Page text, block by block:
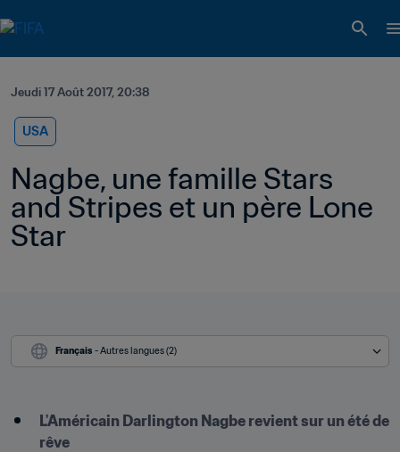
Jeudi 17 Août 2017, 20:38
USA
Nagbe, une famille Stars
and Stripes et un père Lone
Star
Français - Autres langues (2)
L'Américain Darlington Nagbe revient sur un été de
rêve